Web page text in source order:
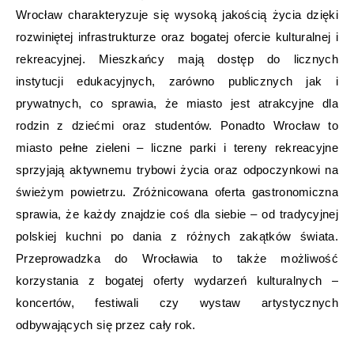
Wrocław charakteryzuje się wysoką jakością życia dzięki
rozwiniętej infrastrukturze oraz bogatej ofercie kulturalnej i
rekreacyjnej. Mieszkańcy mają dostęp do licznych
instytucji edukacyjnych, zarówno publicznych jak i
prywatnych, co sprawia, że miasto jest atrakcyjne dla
rodzin z dziećmi oraz studentów. Ponadto Wrocław to
miasto pełne zieleni – liczne parki i tereny rekreacyjne
sprzyjają aktywnemu trybowi życia oraz odpoczynkowi na
świeżym powietrzu. Zróżnicowana oferta gastronomiczna
sprawia, że każdy znajdzie coś dla siebie – od tradycyjnej
polskiej kuchni po dania z różnych zakątków świata.
Przeprowadzka do Wrocławia to także możliwość
korzystania z bogatej oferty wydarzeń kulturalnych –
koncertów, festiwali czy wystaw artystycznych
odbywających się przez cały rok.